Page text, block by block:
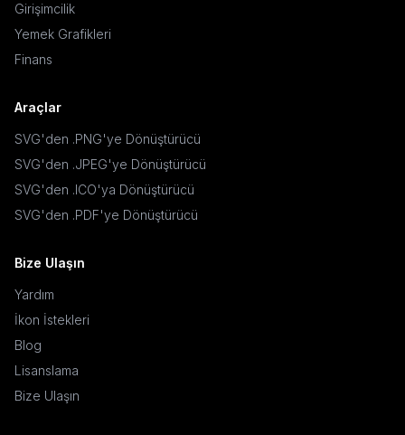
Girişimcilik
Yemek Grafikleri
Finans
Araçlar
SVG'den .PNG'ye Dönüştürücü
SVG'den .JPEG'ye Dönüştürücü
SVG'den .ICO'ya Dönüştürücü
SVG'den .PDF'ye Dönüştürücü
Bize Ulaşın
Yardım
İkon İstekleri
Blog
Lisanslama
Bize Ulaşın